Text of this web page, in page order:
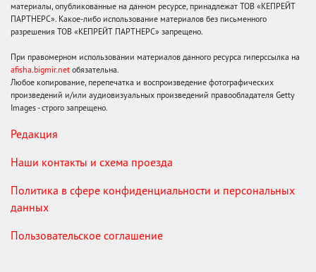
материалы, опубликованные на данном ресурсе, принадлежат ТОВ «КЕПРЕЙТ
ПАРТНЕРС». Какое-либо использование материалов без письменного
разрешения ТОВ «КЕПРЕЙТ ПАРТНЕРС» запрещено.
При правомерном использовании материалов данного ресурса гиперссылка на
afisha.bigmir.net обязательна.
Любое копирование, перепечатка и воспроизведение фотографических
произведений и/или аудиовизуальных произведений правообладателя Getty
Images - строго запрещено.
Редакция
Наши контакты и схема проезда
Политика в сфере конфиденциальности и персональных
данных
Пользовательское соглашение